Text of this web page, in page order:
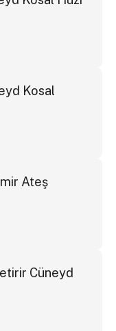
Kosal
Ateş
Cüneyd